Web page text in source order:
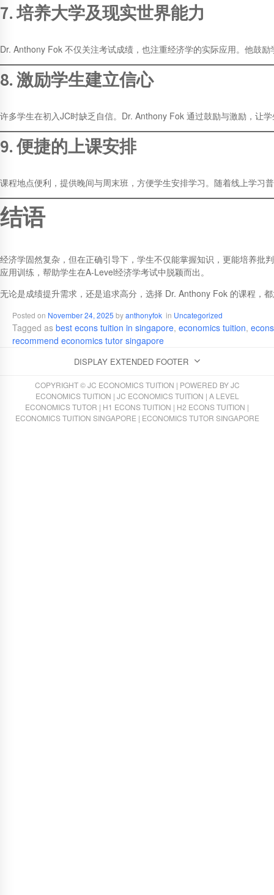
7. 培养大学及现实世界能力
Dr. Anthony Fok 不仅关注考试成绩，也注重经济学的实际应用。他鼓
8. 激励学生建立信心
许多学生在初入JC时缺乏自信。Dr. Anthony Fok 通过鼓励与激励，让
9. 便捷的上课安排
课程地点便利，提供晚间与周末班，方便学生安排学习。随着线上学习
结语
经济学固然复杂，但在正确引导下，学生不仅能掌握知识，更能培养批
应用训练，帮助学生在A-Level经济学考试中脱颖而出。
无论是成绩提升需求，还是追求高分，选择 Dr. Anthony Fok 的课程，
Posted on November 24, 2025 byanthonyfok in Uncategorized
Tagged as best econs tuition in singapore, economics tuition,
recommend economics tutor singapore
DISPLAY EXTENDED FOOTER
COPYRIGHT © JC ECONOMICS TUITION | POWERED BYJC
ECONOMICS TUITION | JC ECONOMICS TUITION | A LEVEL
ECONOMICS TUTOR | H1 ECONS TUITION | H2 ECONS TUITION |
ECONOMICS TUITION SINGAPORE | ECONOMICS TUTOR SINGAPORE